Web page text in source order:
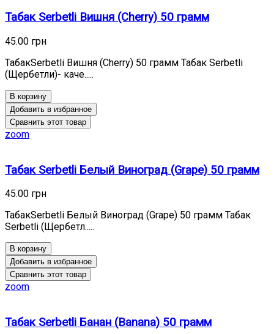
Табак Serbetli Вишня (Cherry) 50 грамм
45.00 грн
ТабакSerbetli Вишня (Cherry) 50 грамм Табак Serbetli
(Щербетли)- каче.....
В корзину
Добавить в избранное
Сравнить этот товар
zoom
Табак Serbetli Белый Виноград (Grape) 50 грамм
45.00 грн
ТабакSerbetli Белый Виноград (Grape) 50 грамм Табак
Serbetli (Щербетл.....
В корзину
Добавить в избранное
Сравнить этот товар
zoom
Табак Serbetli Банан (Banana) 50 грамм